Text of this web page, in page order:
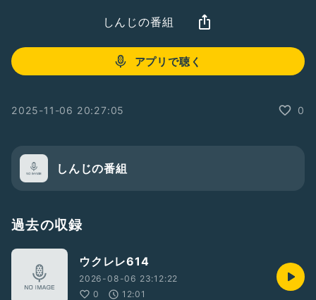
しんじの番組
アプリで聴く
2025-11-06 20:27:05 0
しんじの番組
過去の収録
ウクレレ614
2026-08-06 23:12:22
0
12:01